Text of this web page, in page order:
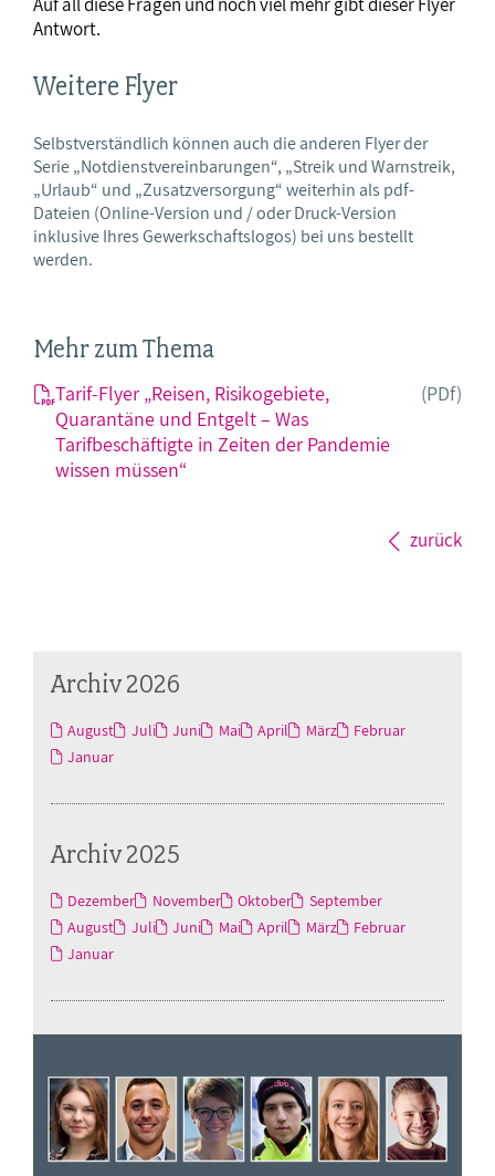
Antwort.
Weitere Flyer
Selbstverständlich können auch die anderen Flyer der
Serie „Notdienstvereinbarungen“, „Streik und Warnstreik,
„Urlaub“ und „Zusatzversorgung“ weiterhin als pdf-
Dateien (Online-Version und / oder Druck-Version
inklusive Ihres Gewerkschaftslogos) bei uns bestellt
werden.
Mehr zum Thema
Tarif-Flyer „Reisen, Risikogebiete,
Quarantäne und Entgelt – Was
Tarifbeschäftigte in Zeiten der Pandemie
wissen müssen“
(PDf)
zurück
Archiv 2026
August Juli Juni Mai April März
Februar
Januar
Archiv 2025
Dezember November Oktober
September
August
Juli Juni Mai April März
Februar
Januar